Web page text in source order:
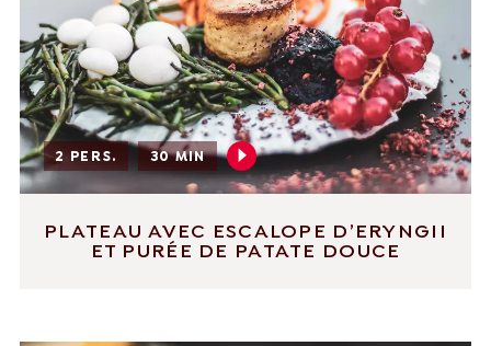
2 PERS. 30 MIN
PLATEAU AVEC ESCALOPE D’ERYNGII
ET PURÉE DE PATATE DOUCE